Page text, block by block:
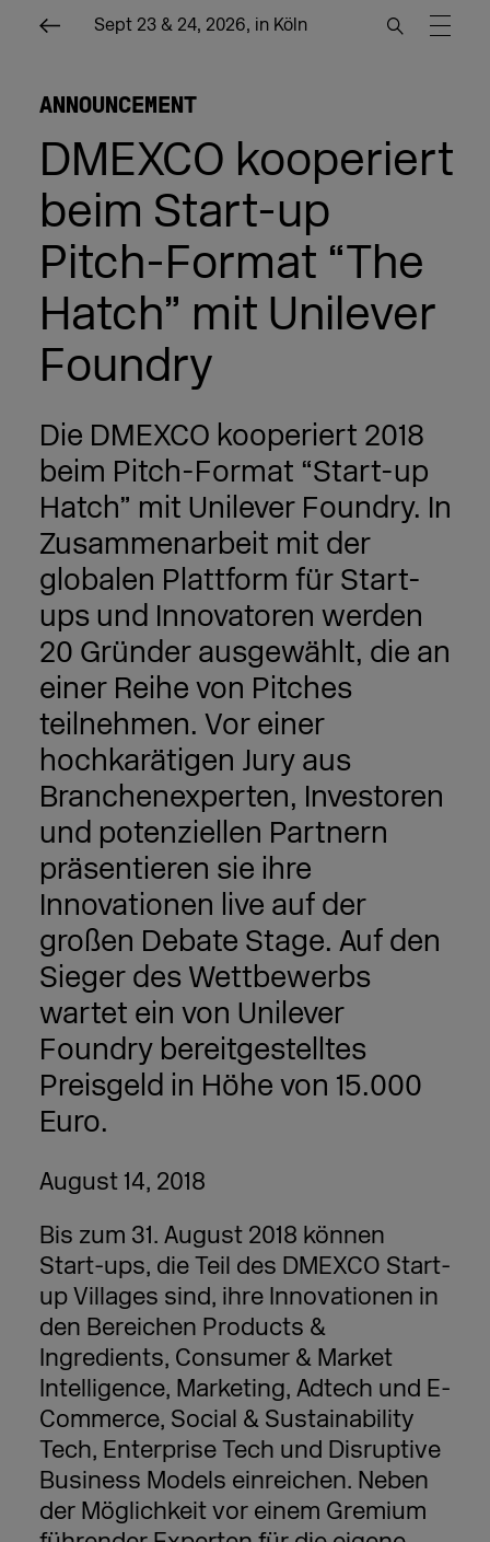
Sept 23 & 24, 2026, in Köln
ANNOUNCEMENT
DMEXCO kooperiert
beim Start-up
Pitch-Format “The
Hatch” mit Unilever
Foundry
Die DMEXCO kooperiert 2018
beim Pitch-Format “Start-up
Hatch” mit Unilever Foundry. In
Zusammenarbeit mit der
globalen Plattform für Start-
ups und Innovatoren werden
20 Gründer ausgewählt, die an
einer Reihe von Pitches
teilnehmen. Vor einer
hochkarätigen Jury aus
Branchenexperten, Investoren
und potenziellen Partnern
präsentieren sie ihre
Innovationen live auf der
großen Debate Stage. Auf den
Sieger des Wettbewerbs
wartet ein von Unilever
Foundry bereitgestelltes
Preisgeld in Höhe von 15.000
Euro.
August 14, 2018
Bis zum 31. August 2018 können
Start-ups, die Teil des DMEXCO Start-
up Villages sind, ihre Innovationen in
den Bereichen Products &
Ingredients, Consumer & Market
Intelligence, Marketing, Adtech und E-
Commerce, Social & Sustainability
Tech, Enterprise Tech und Disruptive
Business Models einreichen. Neben
der Möglichkeit vor einem Gremium